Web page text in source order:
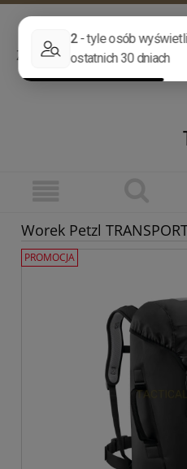
Zarejestruj się
Zadzwoń032 755 88 77
Worek Petzl
PROMOCJA